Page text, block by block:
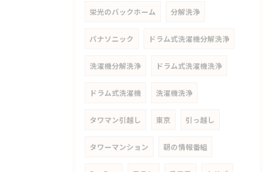
栄光のバックホーム 分解洗浄
パナソニック ドラム式洗濯機分解洗浄
洗濯機分解洗浄 ドラム式洗濯機洗浄
ドラム式洗濯機 洗濯機洗浄
タワマン引越し 東京 引っ越し
タワーマンション 朝の情報番組